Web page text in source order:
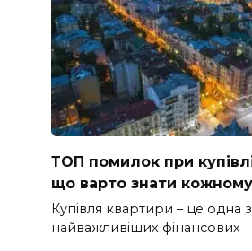
ТОП помилок при
що варто знати кожному
Купівля квартири – це одна з
найважливіших фінансових